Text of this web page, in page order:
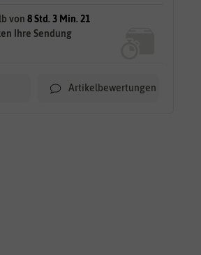
von 8 Std. 3 Min. 19
Ihre Sendung
Artikelbewertungen